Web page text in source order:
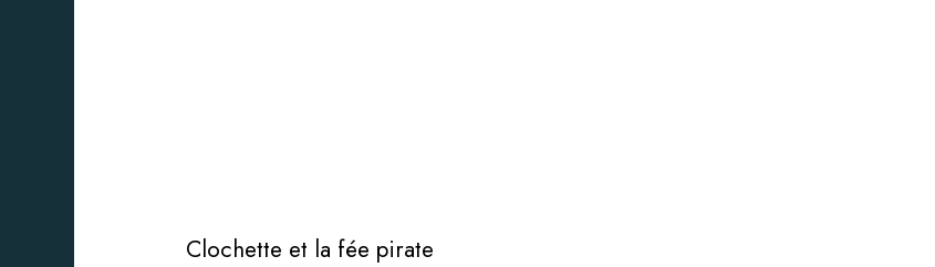
Clochette et la fée pirate